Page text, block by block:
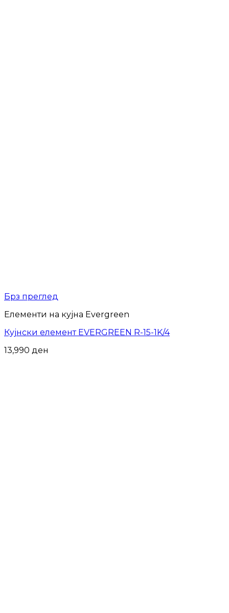
Брз преглед
Елементи на кујна Evergreen
Кујнски елемент EVERGREEN R-15-1K/4
13,990 ден